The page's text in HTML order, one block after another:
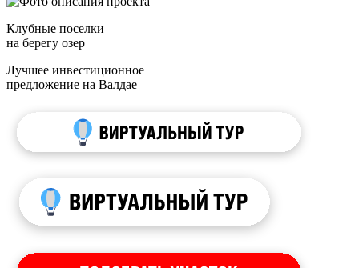
Клубные поселки
на берегу озер
Лучшее инвестиционное
предложение на Валдае